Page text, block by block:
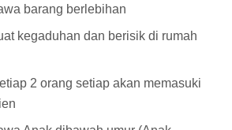
barang berlebihan
kegaduhan dan berisik di rumah
2 orang setiap akan memasuki